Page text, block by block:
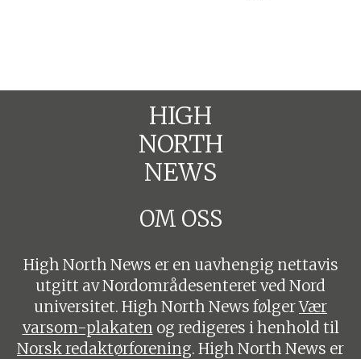
HIGH
NORTH
NEWS
OM OSS
High North News er en uavhengig nettavis
utgitt av Nordområdesenteret ved Nord
universitet. High North News følgerVær
varsom-plakaten og redigeres i henhold til
Norsk redaktørforening. High North News er